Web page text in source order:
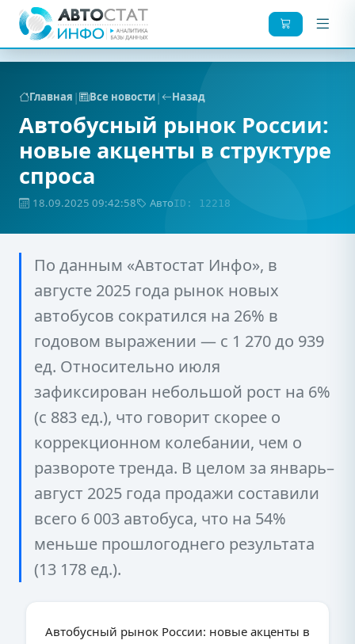
Главная | Все новости| Назад
Автобусный рынок России:
новые акценты в структуре
спроса
18.09.2025 09:42:58 АвтоID: 12218
По данным «Автостат Инфо», в
августе 2025 года рынок новых
автобусов сократился на 26% в
годовом выражении — с 1 270 до 939
ед. Относительно июля
зафиксирован небольшой рост на 6%
(с 883 ед.), что говорит скорее о
коррекционном колебании, чем о
развороте тренда. В целом за январь–
август 2025 года продажи составили
всего 6 003 автобуса, что на 54%
меньше прошлогоднего результата
(13 178 ед.).
Автобусный рынок России: новые акценты в